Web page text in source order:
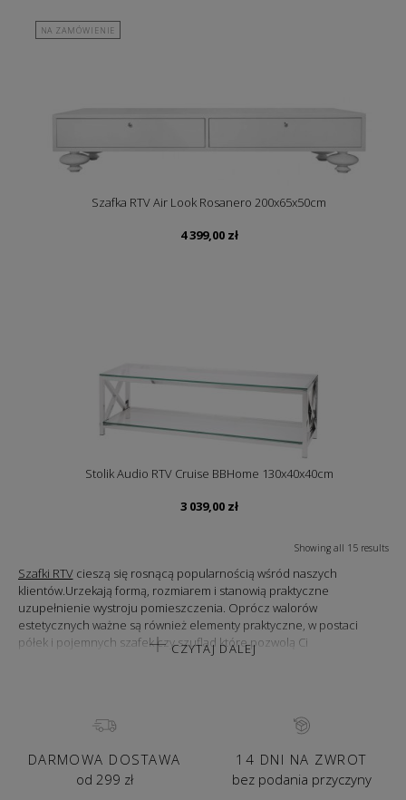
NA ZAMÓWIENIE
Szafka RTV Air Look Rosanero 200x65x50cm
4 399,00 zł
Stolik Audio RTV Cruise BBHome 130x40x40cm
3 039,00 zł
Showing all 15 results
Szafki RTVcieszą się rosnącą popularnością wśród naszych
klientów.Urzekają formą, rozmiarem i stanowią praktyczne
uzupełnienie wystroju pomieszczenia. Oprócz walorów
estetycznych ważne są również elementy praktyczne, w postaci
półek i pojemnych szafek czy szuflad które pozwolą Ci
przechowywać wszystkie niezbędne akcesoria. Szafki RTV świetnie
propozycje. Odmień swój salon i spraw sobie nowoczesny mebel na
DESIGNERSKIE SZAFKI RTV
CZYTAJ DALEJ
DARMOWA DOSTAWA
od 299 zł
14 DNI NA ZWROT
bez podania przyczyny